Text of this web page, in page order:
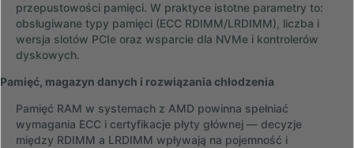
przepustowości pamięci. W praktyce istotne parametry to:
obsługiwane typy pamięci (ECC RDIMM/LRDIMM), liczba i
wersja slotów PCIe oraz wsparcie dla NVMe i kontrolerów
dyskowych.
Pamięć, magazyn danych i rozwiązania chłodzenia
Pamięć RAM w systemach z AMD powinna spełniać
wymagania ECC i certyfikacje płyty głównej — decyzje
między RDIMM a LRDIMM wpływają na pojemność i